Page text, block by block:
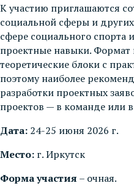
К участию приглашаются
социальной сферы и
сфере социального спорта
проектные навыки. Формат
теоретические блоки с
поэтому наиболее
разработки проектных
проектов — в команде или
Дата: 24-25 июня 2026 г.
Место: г. Иркутск
Форма участия – очная.